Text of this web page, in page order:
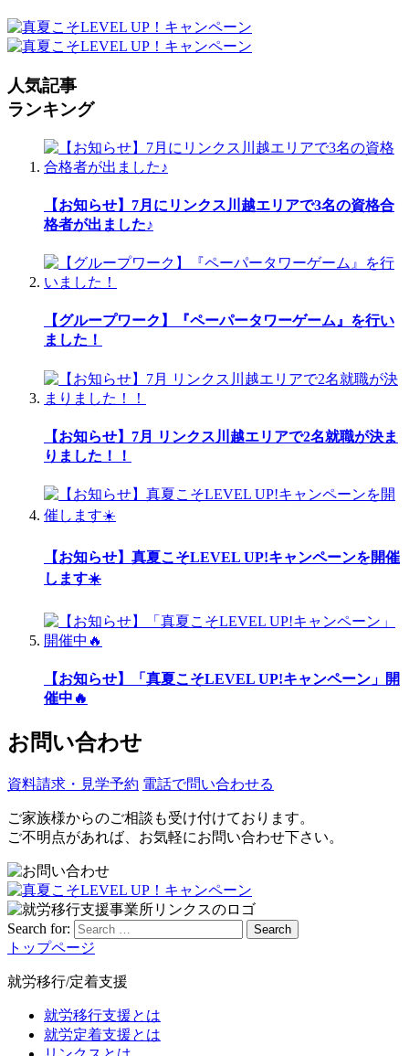
人気記事
ランキング
【お知らせ】7月にリンクス川越エリアで3名の資格合
格者が出ました♪
【グループワーク】『ペーパータワーゲーム』を行い
ました！
【お知らせ】7月 リンクス川越エリアで2名就職が決ま
りました！！
【お知らせ】真夏こそLEVEL UP!キャンペーンを開催
します☀️
【お知らせ】「真夏こそLEVEL UP!キャンペーン」開
催中🔥
お問い合わせ
資料請求・見学予約 電話で問い合わせる
ご家族様からのご相談も受け付けております。
ご不明点があれば、お気軽にお問い合わせ下さい。
Search for: Search
トップページ
就労移行/定着支援
就労移行支援とは
就労定着支援とは